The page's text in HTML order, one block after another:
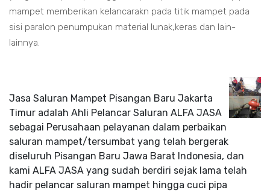
mampet memberikan kelancarakn pada titik mampet pada
sisi paralon penumpukan material lunak,keras dan lain-
lainnya.
Jasa Saluran Mampet Pisangan Baru Jakarta
Timur adalah Ahli Pelancar Saluran ALFA JASA
sebagai Perusahaan pelayanan dalam perbaikan
saluran mampet/tersumbat yang telah bergerak
diseluruh Pisangan Baru Jawa Barat Indonesia, dan
kami ALFA JASA yang sudah berdiri sejak lama telah
hadir pelancar saluran mampet hingga cuci pipa